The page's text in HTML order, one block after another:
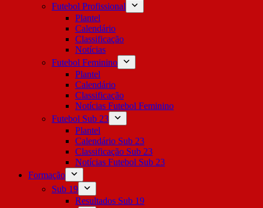
Futebol Profissional
Plantel
Calendário
Classificação
Notícias
Futebol Feminino
Plantel
Calendário
Classificação
Notícias Futebol Feminino
Futebol Sub 23
Plantel
Calendário Sub 23
Classificação Sub 23
Notícias Futebol Sub 23
Formação
Sub 19
Resultados Sub 19